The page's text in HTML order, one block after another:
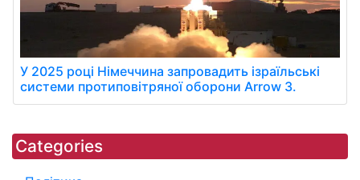
У 2025 році Німеччина запровадить ізраїльські
системи протиповітряної оборони Arrow 3.
Categories